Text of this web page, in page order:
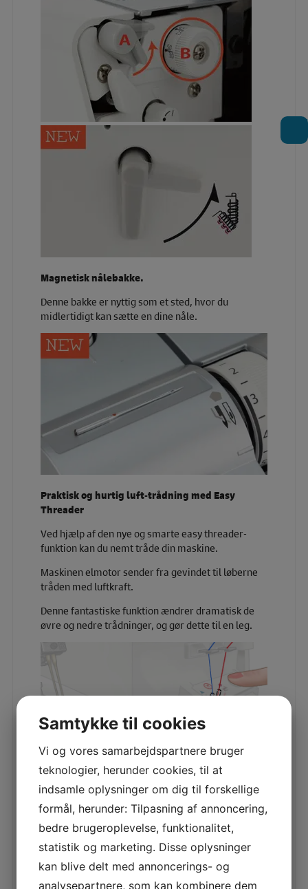
Magnetisk nålebakke.
Denne bakke er nyttig som et sted, hvor du
midlertidigt kan sætte en dine nåle.
Praktisk og hurtig luft-trådning med Easy
Threader
Ved hjælp af den nye og smarte easy threader-
funktion kan du nemt tråde din maskine.
Maskinen elmotor sender fra gevindet til løberne
tråden med luftkraft.
Denne fantastiske funktion ændrer dramatisk de
øvre og nedre trådninger, og gør dette til en leg.
Lydsvag syning
Denne maskine er lavet i et lydreducerende design,
som minimerer driftsstøj for dig mens du syr.
Derudover syer maskinen med mindre vibrationer
Samtykke til cookies
Vi og vores samarbejdspartnere bruger
teknologier, herunder cookies, til at
indsamle oplysninger om dig til forskellige
formål, herunder: Tilpasning af annoncering,
bedre brugeroplevelse, funktionalitet,
statistik og marketing. Disse oplysninger
kan blive delt med annoncerings- og
analysepartnere, som kan kombinere dem